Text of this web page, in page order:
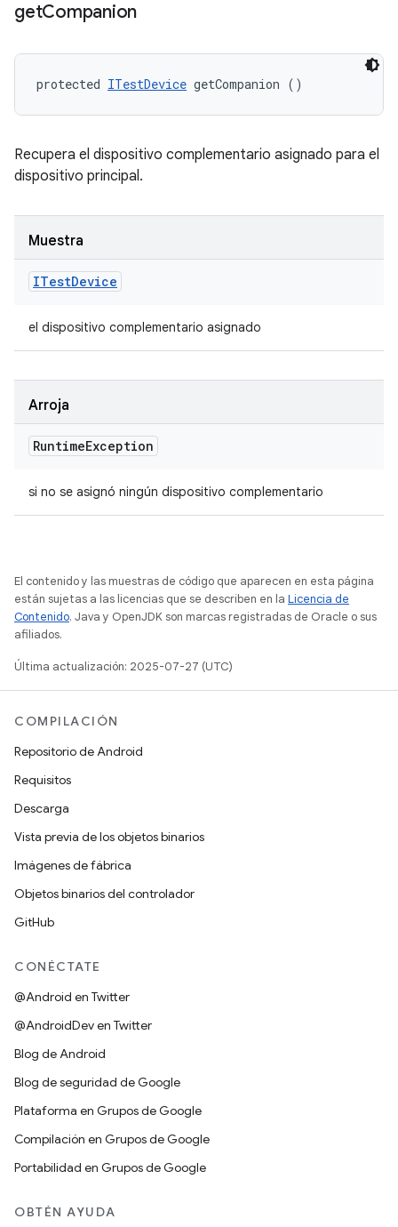
getCompanion
protected ITestDevice getCompanion ()
Recupera el dispositivo complementario asignado para el
dispositivo principal.
Muestra
ITestDevice
el dispositivo complementario asignado
Arroja
RuntimeException
si no se asignó ningún dispositivo complementario
El contenido y las muestras de código que aparecen en esta página
están sujetas a las licencias que se describen en la Licencia de
Contenido. Java y OpenJDK son marcas registradas de Oracle o sus
afiliados.
Última actualización: 2025-07-27 (UTC)
COMPILACIÓN
Repositorio de Android
Requisitos
Descarga
Vista previa de los objetos binarios
Imágenes de fábrica
Objetos binarios del controlador
GitHub
CONÉCTATE
@Android en Twitter
@AndroidDev en Twitter
Blog de Android
Blog de seguridad de Google
Plataforma en Grupos de Google
Compilación en Grupos de Google
Portabilidad en Grupos de Google
OBTÉN AYUDA